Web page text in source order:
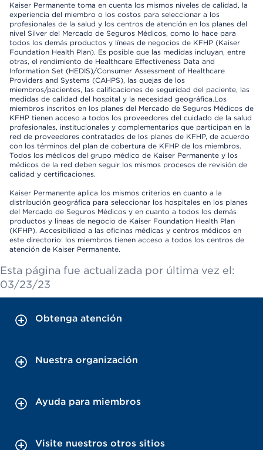
Kaiser Permanente toma en cuenta los mismos niveles de calidad, la
experiencia del miembro o los costos para seleccionar a los
profesionales de la salud y los centros de atención en los planes del
nivel Silver del Mercado de Seguros Médicos, como lo hace para
todos los demás productos y líneas de negocios de KFHP (Kaiser
Foundation Health Plan). Es posible que las medidas incluyan, entre
otras, el rendimiento de Healthcare Effectiveness Data and
Information Set (HEDIS)/Consumer Assessment of Healthcare
Providers and Systems (CAHPS), las quejas de los
miembros/pacientes, las calificaciones de seguridad del paciente, las
medidas de calidad del hospital y la necesidad geográfica.Los
miembros inscritos en los planes del Mercado de Seguros Médicos de
KFHP tienen acceso a todos los proveedores del cuidado de la salud
profesionales, institucionales y complementarios que participan en la
red de proveedores contratados de los planes de KFHP, de acuerdo
con los términos del plan de cobertura de KFHP de los miembros.
Todos los médicos del grupo médico de Kaiser Permanente y los
médicos de la red deben seguir los mismos procesos de revisión de
calidad y certificaciones.
Kaiser Permanente aplica los mismos criterios en cuanto a la
distribución geográfica para seleccionar los hospitales en los planes
del Mercado de Seguros Médicos y en cuanto a todos los demás
productos y líneas de negocio de Kaiser Foundation Health Plan
(KFHP). Accesibilidad a las oficinas médicas y centros médicos en
este directorio: los miembros tienen acceso a todos los centros de
atención de Kaiser Permanente.
Esta página fue actualizada por última vez el:
03/23/23
Obtenga atención
Nuestra organización
Ayuda para miembros
Visite nuestros otros sitios